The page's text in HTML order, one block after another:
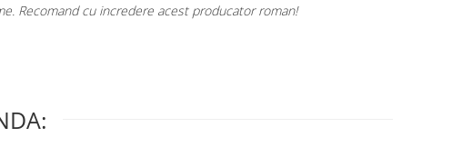
de diversificare, scaunul auto si caruciorul! 🫶